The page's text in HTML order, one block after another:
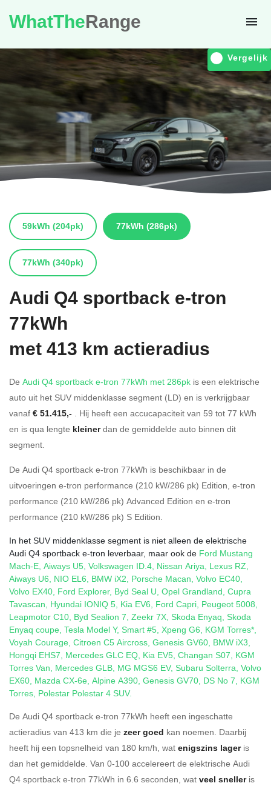
WhatTheRange
Vergelijk
59kWh (204pk) 77kWh (286pk)
77kWh (340pk)
Audi Q4 sportback e-tron
77kWh
met 413 km actieradius
De Audi Q4 sportback e-tron 77kWh met 286pk is een elektrische
auto uit het SUV middenklasse segment (LD) en is verkrijgbaar
vanaf € 51.415,- . Hij heeft een accucapaciteit van 59 tot 77 kWh
en is qua lengte kleinerdan de gemiddelde auto binnen dit
segment.
De Audi Q4 sportback e-tron 77kWh is beschikbaar in de
uitvoeringen e-tron performance (210 kW/286 pk) Edition, e-tron
performance (210 kW/286 pk) Advanced Edition en e-tron
performance (210 kW/286 pk) S Edition.
In het SUV middenklasse segment is niet alleen de elektrische
Audi Q4 sportback e-tron leverbaar, maar ook de Ford Mustang
Mach-E, Aiways U5, Volkswagen ID.4, Nissan Ariya, Lexus RZ,
Aiways U6, NIO EL6, BMW iX2, Porsche Macan, Volvo EC40,
Volvo EX40, Ford Explorer, Byd Seal U, Opel Grandland, Cupra
Tavascan, Hyundai IONIQ 5, Kia EV6, Ford Capri, Peugeot 5008,
Leapmotor C10, Byd Sealion 7, Zeekr 7X, Skoda Enyaq, Skoda
Enyaq coupe, Tesla Model Y, Smart #5, Xpeng G6, KGM Torres*,
Voyah Courage, Citroen C5 Aircross, Genesis GV60, BMW iX3,
Hongqi EHS7, Mercedes GLC EQ, Kia EV5, Changan S07, KGM
Torres Van, Mercedes GLB, MG MGS6 EV, Subaru Solterra, Volvo
EX60, Mazda CX-6e, Alpine A390, Genesis GV70, DS No 7, KGM
Torres, Polestar Polestar 4 SUV.
De Audi Q4 sportback e-tron 77kWh heeft een ingeschatte
actieradius van 413 km die je zeer goed kan noemen. Daarbij
heeft hij een topsnelheid van 180 km/h, wat enigszins lageris
dan het gemiddelde. Van 0-100 accelereert de elektrische Audi
Q4 sportback e-tron 77kWh in 6.6 seconden, wat veel snelleris